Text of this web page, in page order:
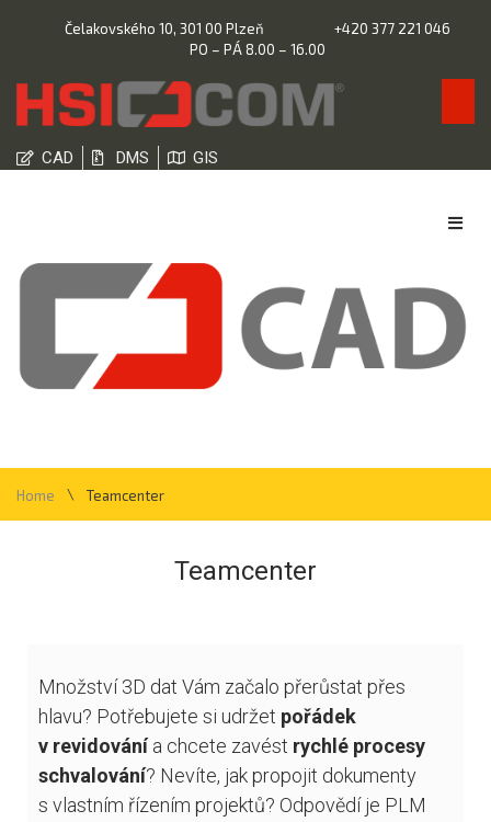
Čelakovského 10, 301 00 Plzeň
+420 377 221 046
PO – PÁ 8.00 – 16.00
CAD DMS GIS
Home \ Teamcenter
Teamcenter
Množství 3D dat Vám začalo přerůstat přes
hlavu? Potřebujete si udržet pořádek
v revidovánía chcete zavést rychlé procesy
schvalování? Nevíte, jak propojit dokumenty
s vlastním řízením projektů? Odpovědí je PLM